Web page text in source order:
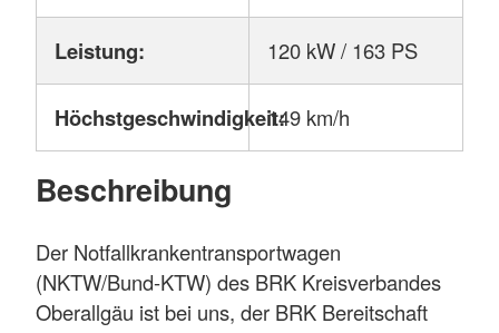
Leistung: 120 kW / 163 PS
Höchstgeschwindigkeit:149 km/h
Beschreibung
Der Notfallkrankentransportwagen
(NKTW/Bund-KTW) des BRK Kreisverbandes
Oberallgäu ist bei uns, der BRK Bereitschaft